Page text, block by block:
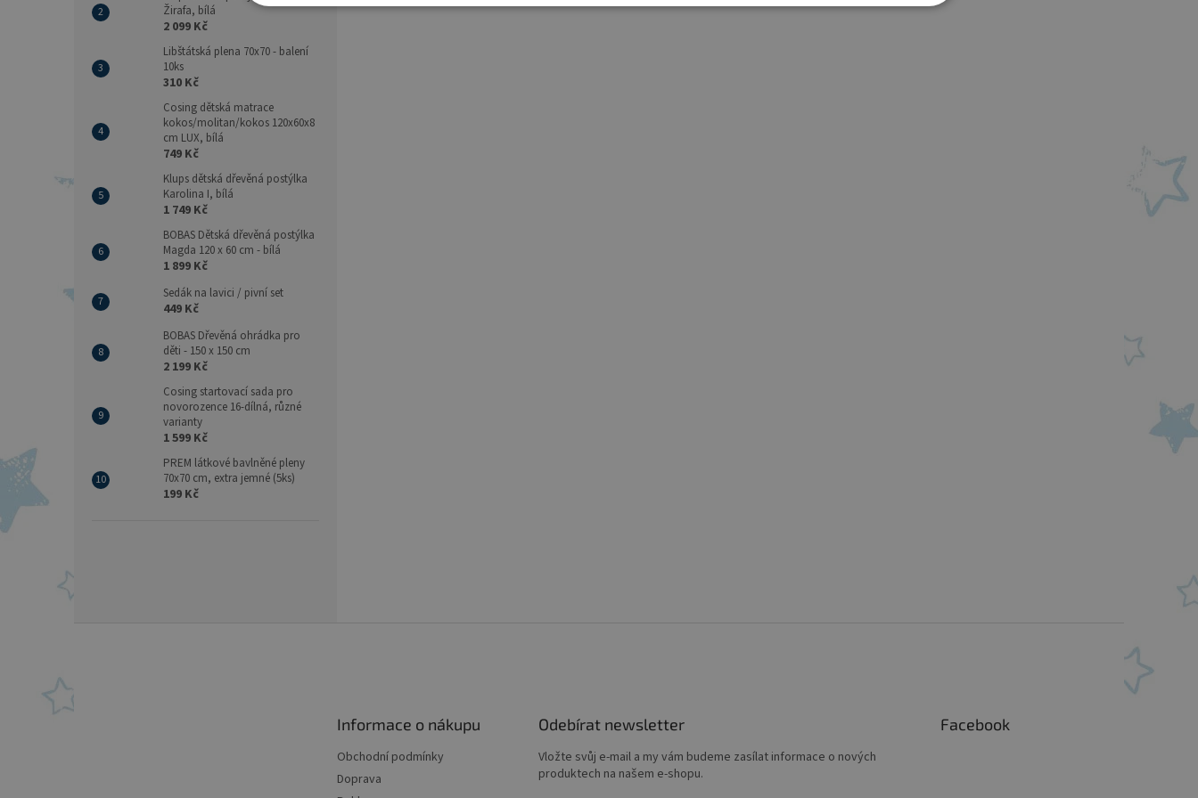
Žirafa, bílá
2 099 Kč
Libštátská plena 70x70 - balení
10ks
310 Kč
Cosing dětská matrace
kokos/molitan/kokos 120x60x8
cm LUX, bílá
749 Kč
Klups dětská dřevěná postýlka
Karolina I, bílá
1 749 Kč
BOBAS Dětská dřevěná postýlka
Magda 120 x 60 cm - bílá
1 899 Kč
Sedák na lavici / pivní set
449 Kč
BOBAS Dřevěná ohrádka pro
děti - 150 x 150 cm
2 199 Kč
Cosing startovací sada pro
novorozence 16-dílná, různé
varianty
1 599 Kč
PREM látkové bavlněné pleny
70x70 cm, extra jemné (5ks)
199 Kč
Informace o nákupu
Obchodní podmínky
Doprava
Odebírat newsletter
Vložte svůj e-mail a my vám budeme zasílat informace o nových
produktech na našem e-shopu.
Facebook